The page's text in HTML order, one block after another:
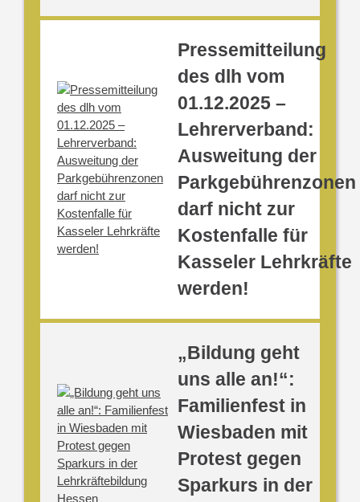
Pressemitteilung
des dlh vom
01.12.2025 –
Lehrerverband:
Ausweitung der
Parkgebührenzonen
darf nicht zur
Kostenfalle für
Kasseler Lehrkräfte
werden!
„Bildung geht
uns alle an!“:
Familienfest in
Wiesbaden mit
Protest gegen
Sparkurs in der